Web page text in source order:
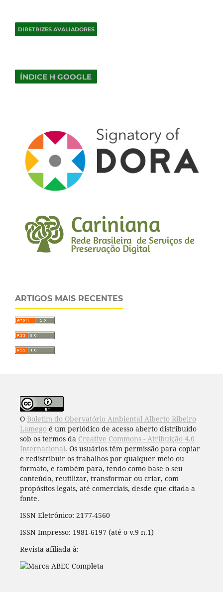
ARTIGOS MAIS RECENTES
O Boletim do Obervatório Ambiental Alberto Ribeiro
Lamego é um periódico de acesso aberto distribuído
sob os termos da Creative Commons - Atribuição 4.0
Internacional. Os usuários têm permissão para copiar
e redistribuir os trabalhos por qualquer meio ou
formato, e também para, tendo como base o seu
conteúdo, reutilizar, transformar ou criar, com
propósitos legais, até comerciais, desde que citada a
fonte.
ISSN Eletrônico: 2177-4560
ISSN Impresso: 1981-6197 (até o v.9 n.1)
Revista afiliada à: